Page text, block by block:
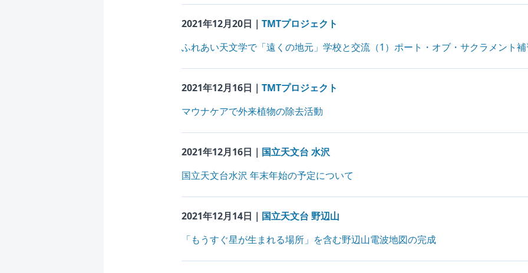
2021年12月20日｜ TMTプロジェクト
ふれあい天文学で「遠くの地元」学校と交流（1）ポート・オブ・サクラメント
2021年12月16日｜ TMTプロジェクト
マウナケアで外来植物の除去活動
2021年12月16日｜ 国立天文台 水沢
国立天文台水沢 年末年始の予定について
2021年12月14日｜ 国立天文台 野辺山
「もうすぐ星が生まれる場所」を含む野辺山電波地図の完成